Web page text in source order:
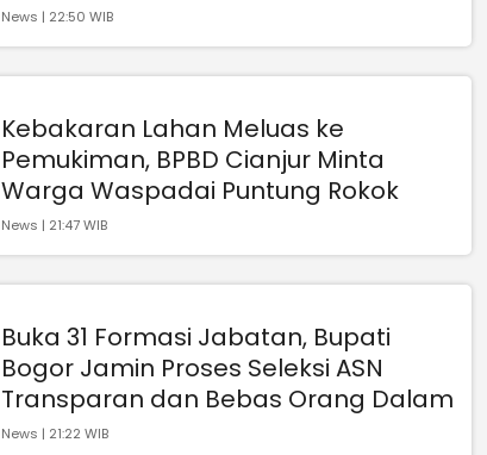
News | 22:50 WIB
Kebakaran Lahan Meluas ke
Pemukiman, BPBD Cianjur Minta
Warga Waspadai Puntung Rokok
News | 21:47 WIB
Buka 31 Formasi Jabatan, Bupati
Bogor Jamin Proses Seleksi ASN
Transparan dan Bebas Orang Dalam
News | 21:22 WIB